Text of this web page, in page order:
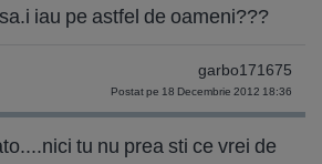
iau pe astfel de oameni???
garbo171675
Postat pe 18 Decembrie 2012 18:36
tu nu prea sti ce vrei de